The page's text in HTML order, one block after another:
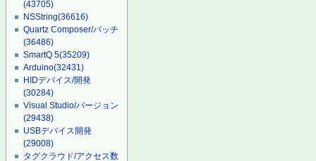
(43705)
NSString(36616)
Quartz Composer/パッチ
(36486)
SmartQ 5(35209)
Arduino(32431)
HIDデバイス/開発
(30284)
Visual Studio/バージョン
(29438)
USBデバイス開発
(29008)
タグクラウド/アクセス数